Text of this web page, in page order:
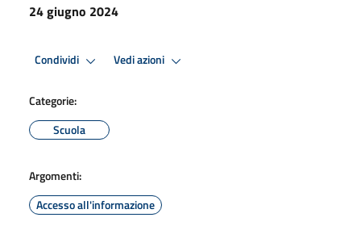
24 giugno 2024
Condividi Vedi azioni
Categorie:
Scuola
Argomenti:
Accesso all'informazione